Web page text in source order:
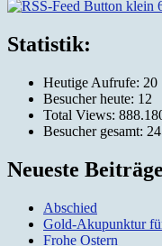
Statistik:
Heutige Aufrufe: 20
Besucher heute: 12
Total Views:
Besucher gesamt:
Neueste Beiträge
Abschied
Gold-Akupunktur
Frohe Ostern